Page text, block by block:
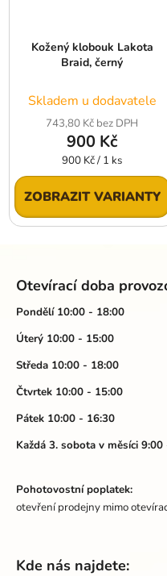
Kožený klobouk Lakota
Braid, černý
Skladem u dodavatele
743,80 Kč bez DPH
900 Kč
Měrná
cena:
900 Kč / 1 ks
ZOBRAZIT VARIANTY
Otevírací doba
Pondělí 10:00 - 18:00
Úterý 10:00 - 15:00
Středa 10:00 - 18:00
Čtvrtek 10:00 - 15:00
Pátek 10:00 - 16:30
Každá 3. sobota v měsíci
Pohotovostní poplatek:
otevření prodejny mimo
Kde nás najdete: